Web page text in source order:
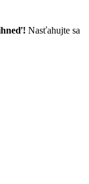
Nasťahujte sa